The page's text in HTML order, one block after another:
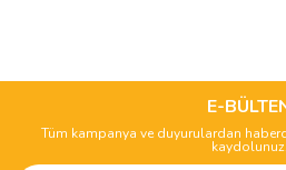
Yorum Yaz
kullanarak tarafımıza iletebilirsiniz.
Görüş ve önerileriniz için teşekkür
Ürün resmi kalitesiz, bozuk veya
E-
Tüm kampanya ve duyurulardan
kaydolunuz.